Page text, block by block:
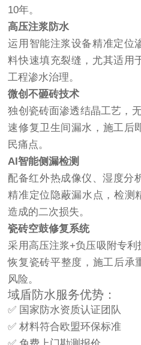
10年。
高压注浆防水
运用智能注浆设备精准定位
料快速填充裂缝，尤其适用
工程渗水治理。
微创不砸砖技术
独创瓷砖面渗透结晶工艺，
速修复卫生间漏水，施工后
民痛点。
AI智能侧漏检测
配备红外热成像仪、湿度分
精准定位隐蔽漏水点，检测
造成的二次损失。
瓷砖空鼓修复系统
采用高压注浆+负压吸附专利
恢复瓷砖平整度，施工后承
风险。
域盾防水服务优势：
✅ 国家防水资质认证团队
✅ 材料符合欧盟环保标准